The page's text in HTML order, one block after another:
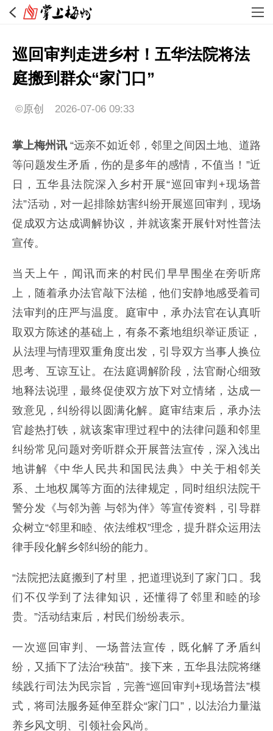
巡回审判走进乡村！五华法院将法
庭搬到群众“家门口”
©原创 2026-07-06 09:33
掌上梅州讯 “远亲不如近邻，邻里之间因土地、道路
等问题发生矛盾，伤的是多年的感情，不值当！”近
日，五华县法院深入乡村开展“巡回审判+现场普
法”活动，对一起排除妨害纠纷开展巡回审判，现场
促成双方达成调解协议，并就该案开展针对性普法
宣传。
当天上午，闻讯而来的村民们早早围坐在旁听席
上，随着承办法官敲下法槌，他们安静地感受着司
法审判的庄严与温度。庭审中，承办法官在认真听
取双方陈述的基础上，有条不紊地组织举证质证，
从法理与情理双重角度出发，引导双方当事人换位
思考、互谅互让。在法庭调解阶段，法官耐心细致
地释法说理，最终促使双方放下对立情绪，达成一
致意见，纠纷得以圆满化解。庭审结束后，承办法
官趁热打铁，就该案审理过程中的法律问题和邻里
纠纷常见问题对旁听群众开展普法宣传，深入浅出
地讲解《中华人民共和国民法典》中关于相邻关
系、土地权属等方面的法律规定，同时组织法院干
警分发《与邻为善 与邻为伴》等宣传资料，引导群
众树立“邻里和睦、依法维权”理念，提升群众运用法
律手段化解乡邻纠纷的能力。
“法院把法庭搬到了村里，把道理说到了家门口。我
们不仅学到了法律知识，还懂得了邻里和睦的珍
贵。”活动结束后，村民们纷纷表示。
一次巡回审判、一场普法宣传，既化解了矛盾纠
纷，又插下了法治“秧苗”。接下来，五华县法院将继
续践行司法为民宗旨，完善“巡回审判+现场普法”模
式，将司法服务延伸至群众“家门口”，以法治力量滋
养乡风文明、引领社会风尚。